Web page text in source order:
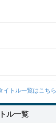
イトル一覧はこちら
ル一覧